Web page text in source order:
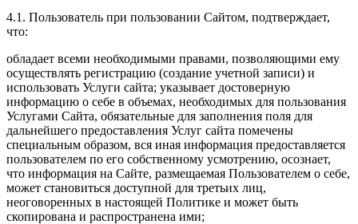
4.1. Пользователь при пользовании Сайтом, подтверждает,
что:
обладает всеми необходимыми правами, позволяющими ему
осуществлять регистрацию (создание учетной записи) и
использовать Услуги сайта; указывает достоверную
информацию о себе в объемах, необходимых для пользования
Услугами Сайта, обязательные для заполнения поля для
дальнейшего предоставления Услуг сайта помечены
специальным образом, вся иная информация предоставляется
пользователем по его собственному усмотрению, осознает,
что информация на Сайте, размещаемая Пользователем о себе,
может становиться доступной для третьих лиц,
неоговоренных в настоящей Политике и может быть
скопирована и распространена ими;